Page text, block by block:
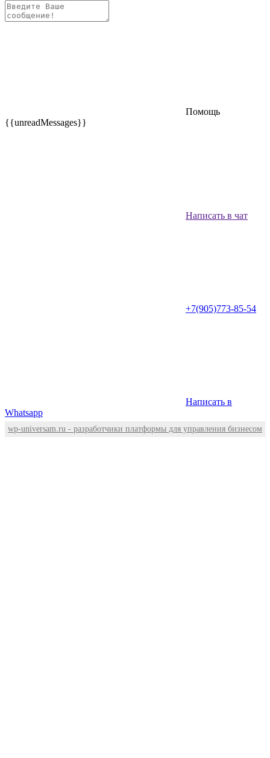
Помощь
{{unreadMessages}}
Написать в чат
+7(905)773-85-54
Написать в
Whatsapp
wp-universam.ru - разработчики платформы для управления бизнесом